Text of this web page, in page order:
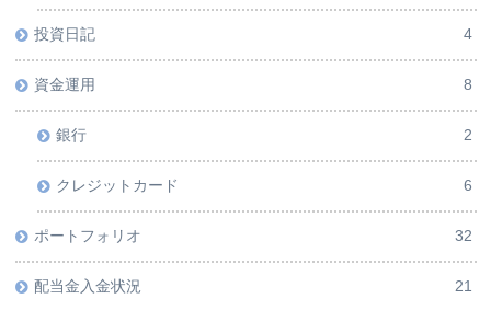
投資日記 4
資金運用 8
銀行 2
クレジットカード 6
ポートフォリオ 32
配当金入金状況 21